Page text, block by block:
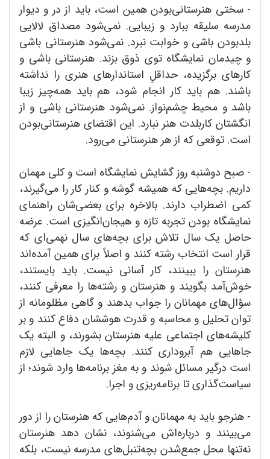
- سختی هنرستانی‌بودن همین است، باید از در و دیوار
مدرسه سلیقه ببارد و زیبایی. نمی‌شود مصداق لالایی
بلدبودن باشی و خوابت نبرد. نمی‌شود هنرستانی باشی
و چیدمان نمایشگاه توی ذوق بزند. هنرستانی باشی و
کارهای برگزیده، حداقلِ استاندارهای هنری را نداشته
باشند. هم باید کار انجام شود، هم باید همه‌چیز زیبا
باشد و محیط چشم‌نواز. نمی‌شود هنرستانی باشی و از
انگشتان کاربلدت هنر نبارد. این اقتضای هنرستانی‌بودن
است. توقعی که از هر هنرستانی می‌رود.
- صبح دوشنبه روز گشایش نمایشگاه است و کلی مهمان
داریم. بچه‌هایی که همیشه گوشه و ‌کنار کار را می‌گیرند،
کمی اضطراب دارند. بالاخره برای بعضی‌شان راهنمای
نمایشگاه بودن تجربه تازه و هیجان‌انگیزی است. عرضه
حاصل یک سال تلاش‌ برای بچه‌های سال نهمی‌ای که
قرار است انتخاب رشته کنند و اصلاً برای همین آمده‌اند
هنرستان را ببینند، کار آسانی نیست. باید بایستند،
خوش‌آمد بگویند و هنرستان و رشته‌ها را معرفی کنند،
سؤال‌های مهمانان را جواب بدهند و گاهی مظلومانه از
توان تحلیل و محاسبه و قدرت هوششان دفاع کنند و بر
کلیشه‌های اجتماعی علیه هنرستان‌ بشورند، و البته یک
جاهایی هم آبروداری کنند. بچه‌ها یک جاهایی لازم
است درگیر مسائل شوند و به مغز برنامه‌ها وارد شوند؛ از
سیاست‌گذاری تا برنامه‌ریزی و اجرا.
- هنرجو باید به مهمانان و آدم‌هایی که هنرستان را از دور
می‌بینند و درباره‌اش می‌شنوند، نشان دهد هنرستان
نه‌تنها محل جمع‌شدن بچه‌تنبل‌های مدرسه نیست، بلکه